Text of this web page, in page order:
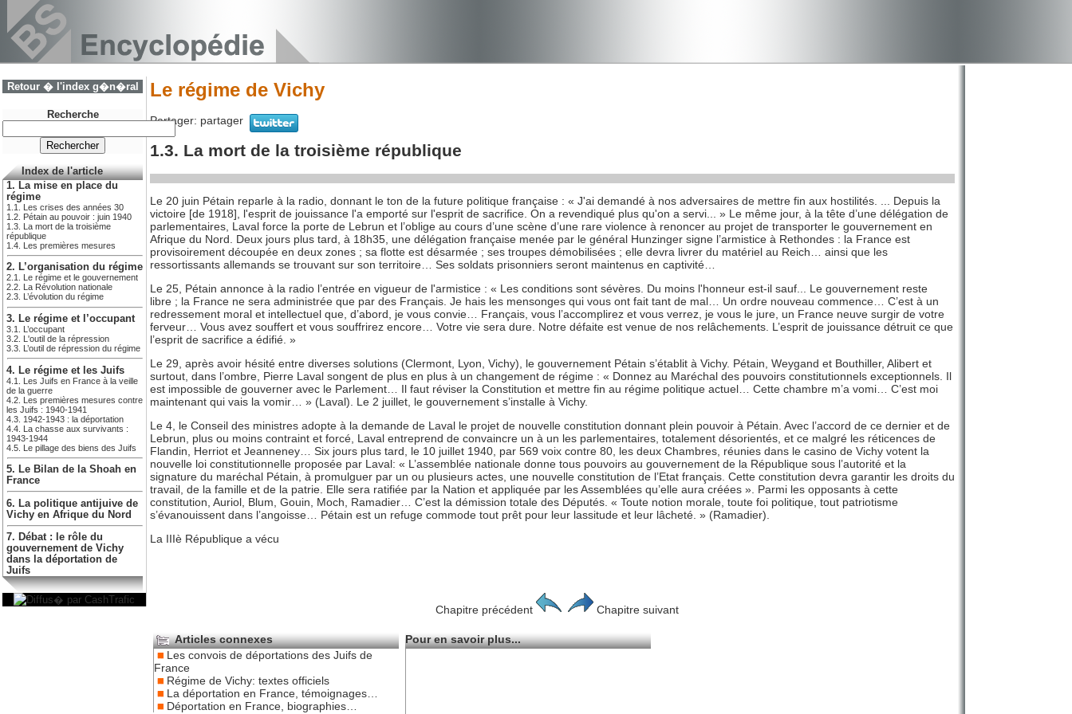
Retour � l'index g�n�ral
Recherche
Index de l'article
1. La mise en place du
régime
1.1. Les crises des années 30
1.2. Pétain au pouvoir : juin 1940
1.3. La mort de la troisième
république
1.4. Les premières mesures
2. L’organisation du régime
2.1. Le régime et le gouvernement
2.2. La Révolution nationale
2.3. L’évolution du régime
3. Le régime et l’occupant
3.1. L’occupant
3.2. L'outil de la répression
3.3. L’outil de répression du régime
4. Le régime et les Juifs
4.1. Les Juifs en France à la veille
de la guerre
4.2. Les premières mesures contre
les Juifs : 1940-1941
4.3. 1942-1943 : la déportation
4.4. La chasse aux survivants :
1943-1944
4.5. Le pillage des biens des Juifs
5. Le Bilan de la Shoah en
France
6. La politique antijuive de
Vichy en Afrique du Nord
7. Débat : le rôle du
gouvernement de Vichy
dans la déportation de
Juifs
Le régime de Vichy
Partager: partager
1.3. La mort de la troisième république
Le 20 juin Pétain reparle à la radio, donnant le ton de la future politique française : « J'ai demandé à nos adversaires de mettre fin aux hostilités. ... Depuis la
victoire [de 1918], l'esprit de jouissance l'a emporté sur l'esprit de sacrifice. On a revendiqué plus qu'on a servi... » Le même jour, à la tête d’une délégation de
parlementaires, Laval force la porte de Lebrun et l’oblige au cours d’une scène d’une rare violence à renoncer au projet de transporter le gouvernement en
Afrique du Nord. Deux jours plus tard, à 18h35, une délégation française menée par le général Hunzinger signe l’armistice à Rethondes : la France est
provisoirement découpée en deux zones ; sa flotte est désarmée ; ses troupes démobilisées ; elle devra livrer du matériel au Reich… ainsi que les
ressortissants allemands se trouvant sur son territoire… Ses soldats prisonniers seront maintenus en captivité…
Le 25, Pétain annonce à la radio l’entrée en vigueur de l'armistice : « Les conditions sont sévères. Du moins l'honneur est-il sauf... Le gouvernement reste
libre ; la France ne sera administrée que par des Français. Je hais les mensonges qui vous ont fait tant de mal… Un ordre nouveau commence… C’est à un
redressement moral et intellectuel que, d’abord, je vous convie… Français, vous l’accomplirez et vous verrez, je vous le jure, un France neuve surgir de votre
ferveur… Vous avez souffert et vous souffrirez encore… Votre vie sera dure. Notre défaite est venue de nos relâchements. L’esprit de jouissance détruit ce que
l’esprit de sacrifice a édifié. »
Le 29, après avoir hésité entre diverses solutions (Clermont, Lyon, Vichy), le gouvernement Pétain s’établit à Vichy. Pétain, Weygand et Bouthiller, Alibert et
surtout, dans l’ombre, Pierre Laval songent de plus en plus à un changement de régime : « Donnez au Maréchal des pouvoirs constitutionnels exceptionnels. Il
est impossible de gouverner avec le Parlement… Il faut réviser la Constitution et mettre fin au régime politique actuel… Cette chambre m’a vomi… C’est moi
maintenant qui vais la vomir… » (Laval). Le 2 juillet, le gouvernement s’installe à Vichy.
Le 4, le Conseil des ministres adopte à la demande de Laval le projet de nouvelle constitution donnant plein pouvoir à Pétain. Avec l’accord de ce dernier et de
Lebrun, plus ou moins contraint et forcé, Laval entreprend de convaincre un à un les parlementaires, totalement désorientés, et ce malgré les réticences de
Flandin, Herriot et Jeanneney… Six jours plus tard, le 10 juillet 1940, par 569 voix contre 80, les deux Chambres, réunies dans le casino de Vichy votent la
nouvelle loi constitutionnelle proposée par Laval: « L’assemblée nationale donne tous pouvoirs au gouvernement de la République sous l’autorité et la
signature du maréchal Pétain, à promulguer par un ou plusieurs actes, une nouvelle constitution de l’Etat français. Cette constitution devra garantir les droits du
travail, de la famille et de la patrie. Elle sera ratifiée par la Nation et appliquée par les Assemblées qu’elle aura créées ». Parmi les opposants à cette
constitution, Auriol, Blum, Gouin, Moch, Ramadier… C’est la démission totale des Députés. « Toute notion morale, toute foi politique, tout patriotisme
s’évanouissent dans l’angoisse… Pétain est un refuge commode tout prêt pour leur lassitude et leur lâcheté. » (Ramadier).
La IIIè République a vécu
Chapitre précédent Chapitre suivant
Articles connexes
Les convois de déportations des Juifs de
France
Régime de Vichy: textes officiels
La déportation en France, témoignages…
Déportation en France, biographies…
Pour en savoir plus...